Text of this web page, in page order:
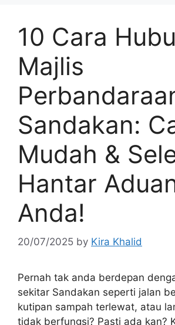
10 Cara
Majlis
Sandakan:
Mudah &
Hantar
Anda!
20/07/2025 by Kira Khalid
Pernah tak anda berdepan
sekitar Sandakan seperti jalan
kutipan sampah terlewat, atau
tidak berfungsi? Pasti ada kan?